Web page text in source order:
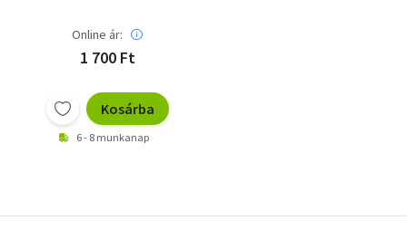
Online ár:
1 700 Ft
Kosárba
6 - 8 munkanap